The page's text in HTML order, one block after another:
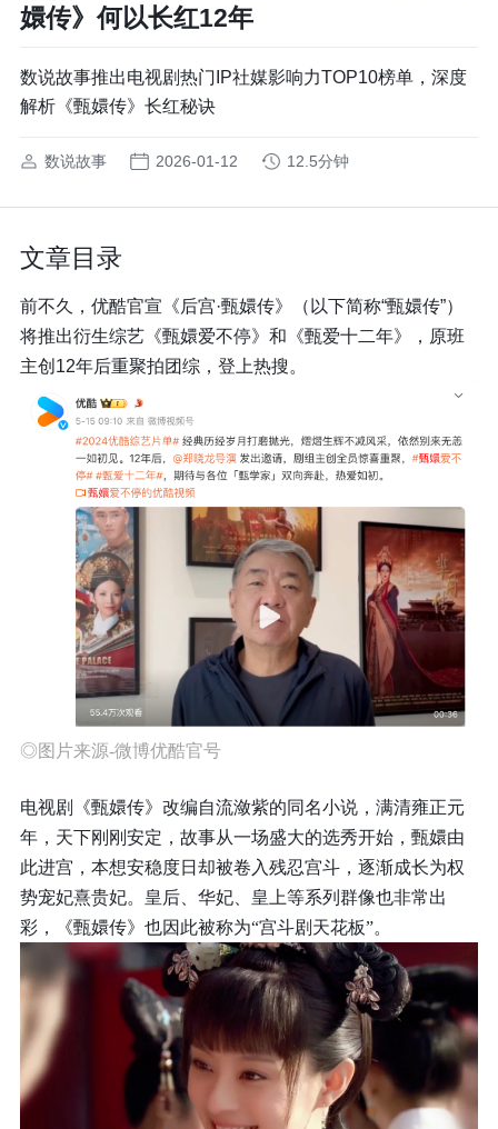
嬛传》何以长红12年
数说故事推出电视剧热门IP社媒影响力TOP10榜单，深度
解析《甄嬛传》长红秘诀
数说故事 2026-01-12 12.5分钟
文章目录
前不久，优酷官宣《后宫·甄嬛传》（以下简称“甄嬛传”）
将推出衍生综艺《甄嬛爱不停》和《甄爱十二年》，原班
主创12年后重聚拍团综，登上热搜。
◎图片来源-微博优酷官号
电视剧《甄嬛传》改编自流潋紫的同名小说，满清雍正元
年，天下刚刚安定，故事从一场盛大的选秀开始，甄嬛由
此进宫，本想安稳度日却被卷入残忍宫斗，逐渐成长为权
势宠妃熹贵妃。皇后、华妃、皇上等系列群像也非常出
彩，《甄嬛传》也因此被称为“宫斗剧天花板”。